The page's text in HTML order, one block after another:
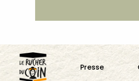
Presse